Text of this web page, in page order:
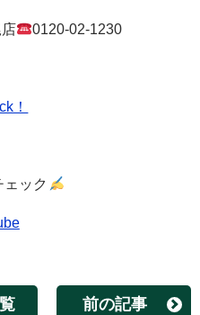
0120-02-1230
！
ック
前の記事